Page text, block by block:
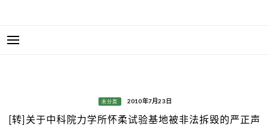
未分类 2010年7月23日
[转]关于中科院力学所怀柔试验基地被非法拆毁的严正声